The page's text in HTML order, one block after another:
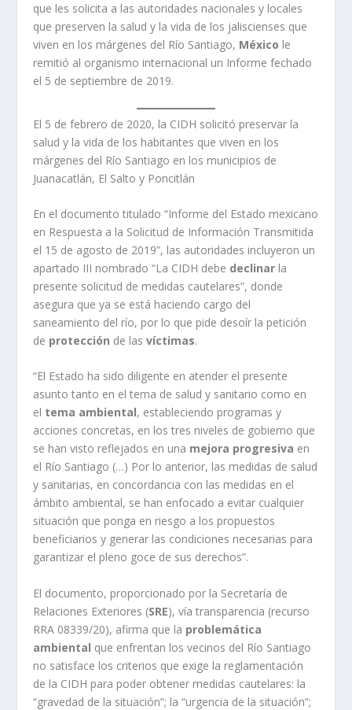
que les solicita a las autoridades nacionales y locales
que preserven la salud y la vida de los jaliscienses que
viven en los márgenes del Río Santiago, México le
remitió al organismo internacional un Informe fechado
el 5 de septiembre de 2019.
El 5 de febrero de 2020, la CIDH solicitó preservar la
salud y la vida de los habitantes que viven en los
márgenes del Río Santiago en los municipios de
Juanacatlán, El Salto y Poncitlán
En el documento titulado “Informe del Estado mexicano
en Respuesta a la Solicitud de Información Transmitida
el 15 de agosto de 2019”, las autoridades incluyeron un
apartado III nombrado “La CIDH debe declinar la
presente solicitud de medidas cautelares”, donde
asegura que ya se está haciendo cargo del
saneamiento del río, por lo que pide desoír la petición
de protección de lasvíctimas.
“El Estado ha sido diligente en atender el presente
asunto tanto en el tema de salud y sanitario como en
el tema ambiental, estableciendo programas y
acciones concretas, en los tres niveles de gobierno que
se han visto reflejados en una mejora progresiva en
el Río Santiago (…) Por lo anterior, las medidas de salud
y sanitarias, en concordancia con las medidas en el
ámbito ambiental, se han enfocado a evitar cualquier
situación que ponga en riesgo a los propuestos
beneficiarios y generar las condiciones necesarias para
garantizar el pleno goce de sus derechos”.
El documento, proporcionado por la Secretaría de
Relaciones Exteriores (SRE), vía transparencia (recurso
RRA 08339/20), afirma que la problemática
ambiental que enfrentan los vecinos del Río Santiago
no satisface los criterios que exige la reglamentación
de la CIDH para poder obtener medidas cautelares: la
“gravedad de la situación”; la “urgencia de la situación”;